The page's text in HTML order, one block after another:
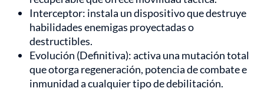
Interceptor: instala un dispositivo que destruye
habilidades enemigas proyectadas o
destructibles.
Evolución (Definitiva): activa una mutación total
que otorga regeneración, potencia de combate e
inmunidad a cualquier tipo de debilitación.